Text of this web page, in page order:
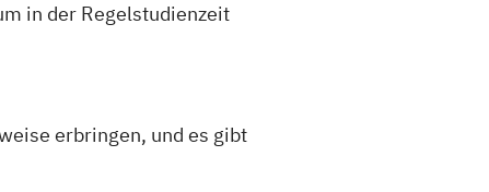
in der Regelstudienzeit
erbringen, und es gibt